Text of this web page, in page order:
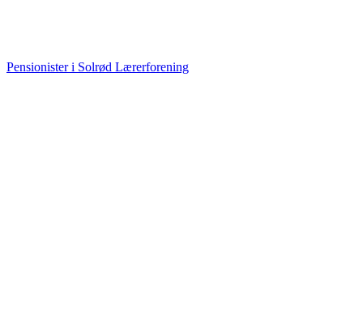
Pensionister i Solrød Lærerforening